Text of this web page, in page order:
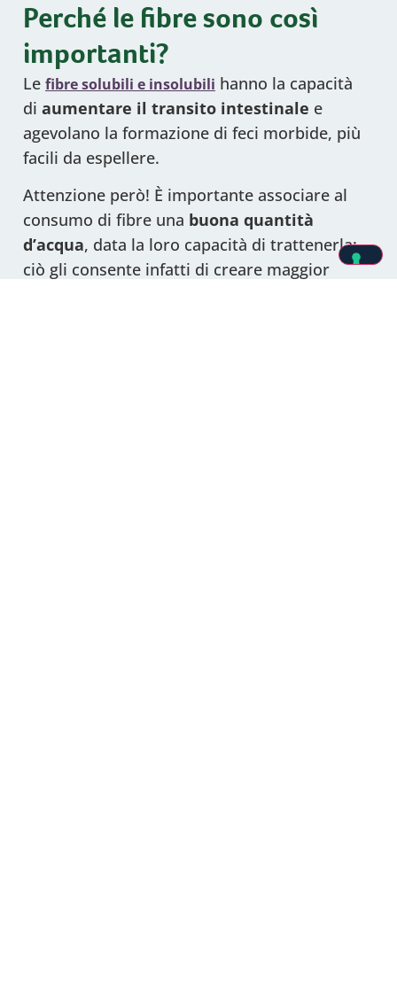
Perché le fibre sono così
importanti?
Le fibre solubili e insolubili hanno la capacità
di aumentare il transito intestinale e
agevolano la formazione di feci morbide, più
facili da espellere.
Attenzione però! È importante associare al
consumo di fibre una buona quantità
d’acqua, data la loro capacità di trattenerla:
ciò gli consente infatti di creare maggior